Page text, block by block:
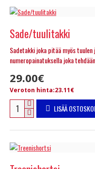
Sade/tuulitakki
Sadetakki joka pitää myös
numeropainatuksella joka tehdään
29.00€
Veroton hinta:23.11€
LISÄÄ